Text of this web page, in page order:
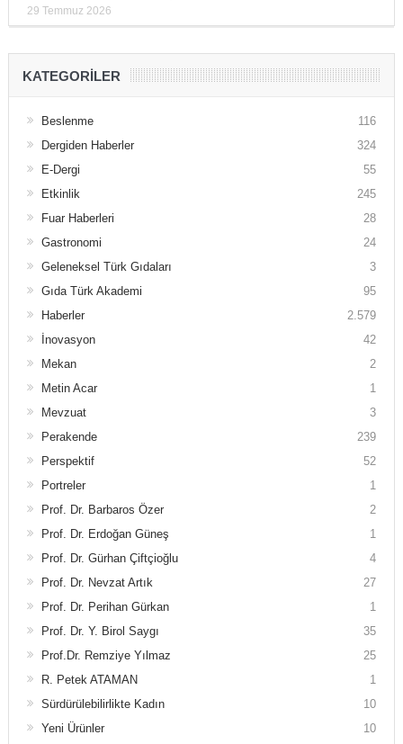
29 Temmuz 2026
KATEGORILER
Beslenme
116
Dergiden Haberler
324
E-Dergi
55
Etkinlik
245
Fuar Haberleri
28
Gastronomi
24
Geleneksel Türk Gıdaları
3
Gıda Türk Akademi
95
Haberler
2.579
İnovasyon
42
Mekan
2
Metin Acar
1
Mevzuat
3
Perakende
239
Perspektif
52
Portreler
1
Prof. Dr. Barbaros Özer
2
Prof. Dr. Erdoğan Güneş
1
Prof. Dr. Gürhan Çiftçioğlu
4
Prof. Dr. Nevzat Artık
27
Prof. Dr. Perihan Gürkan
1
Prof. Dr. Y. Birol Saygı
35
Prof.Dr. Remziye Yılmaz
25
R. Petek ATAMAN
1
Sürdürülebilirlikte Kadın
10
Yeni Ürünler
10